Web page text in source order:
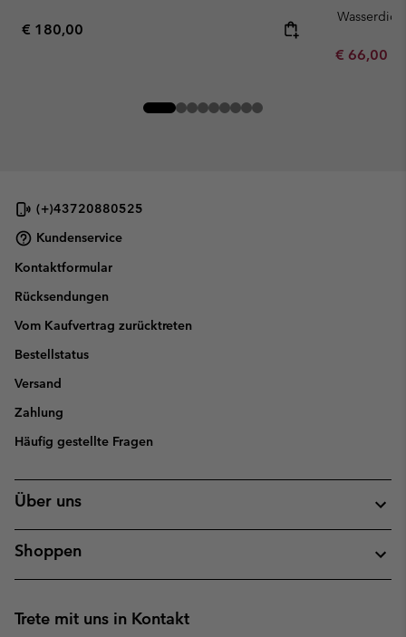
Regular price:
€ 180,00
Wasserdicht
Minimum
€ 66,00
(+)43720880525
Kundenservice
Kontaktformular
Rücksendungen
Vom Kaufvertrag zurücktreten
Bestellstatus
Versand
Zahlung
Häufig gestellte Fragen
Über uns
Shoppen
Trete mit uns in Kontakt